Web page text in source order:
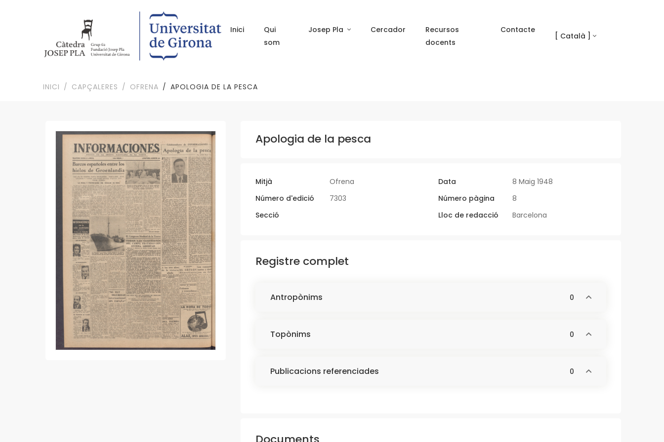
Inici
Qui
som
Josep Pla Cercador
Recursos
docents
Contacte
[ Català ]
INICI CAPÇALERES OFRENA APOLOGIA DE LA PESCA
Apologia de la pesca
Mitjà Ofrena Data
8 Maig 1948
Número d'edició
7303 Número pàgina
8
Secció
Lloc de redacció Barcelona
Registre complet
Antropònims 0
Topònims 0
Publicacions referenciades 0